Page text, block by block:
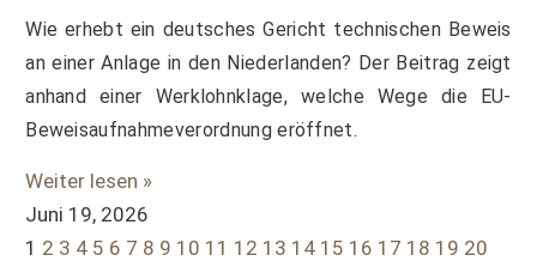
Wie erhebt ein deutsches Gericht technischen Beweis
an einer Anlage in den Niederlanden? Der Beitrag zeigt
anhand einer Werklohnklage, welche Wege die EU-
Beweisaufnahmeverordnung eröffnet.
Weiter lesen »
Juni 19, 2026
1 2 3 4 5 6 7 8 9 10 11 12 13 14 15 16 17 18 19 20